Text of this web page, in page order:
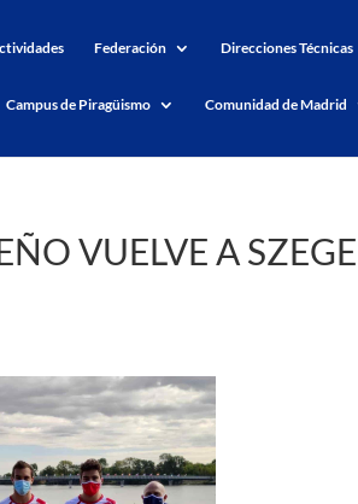
Federación Direcciones Técnicas
Campus de Piragüismo Comunidad de Madrid
VUELVE A